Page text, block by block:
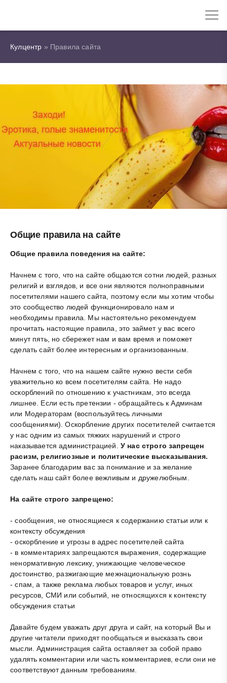
Кулцентр » Правила сайта
Общие правила на сайте
Общие правила поведения на сайте:
Начнем с того, что на сайте общаются сотни людей, разных
религий и взглядов, и все они являются полноправными
посетителями нашего сайта, поэтому если мы хотим чтобы
это сообщество людей функционировало нам и
необходимы правила. Мы настоятельно рекомендуем
прочитать настоящие правила, это займет у вас всего
минут пять, но сбережет нам и вам время и поможет
сделать сайт более интересным и организованным.
Начнем с того, что на нашем сайте нужно вести себя
уважительно ко всем посетителям сайта. Не надо
оскорблений по отношению к участникам, это всегда
лишнее. Если есть претензии - обращайтесь к Админам
или Модераторам (воспользуйтесь личными
сообщениями). Оскорбление других посетителей считается
у нас одним из самых тяжких нарушений и строго
наказывается администрацией. У нас строго запрещен
расизм, религиозные и политические высказывания.
Заранее благодарим вас за понимание и за желание
сделать наш сайт более вежливым и дружелюбным.
На сайте строго запрещено:
- сообщения, не относящиеся к содержанию статьи или к
контексту обсуждения
- оскорбление и угрозы в адрес посетителей сайта
- в комментариях запрещаются выражения, содержащие
ненормативную лексику, унижающие человеческое
достоинство, разжигающие межнациональную рознь
- спам, а также реклама любых товаров и услуг, иных
ресурсов, СМИ или событий, не относящихся к контексту
обсуждения статьи
Давайте будем уважать друг друга и сайт, на который Вы и
другие читатели приходят пообщаться и высказать свои
мысли. Администрация сайта оставляет за собой право
удалять комментарии или часть комментариев, если они не
соответствуют данным требованиям.